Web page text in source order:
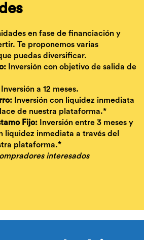
en fase de financiación y
Te proponemos varias
puedas diversificar.
Inversión con objetivo de salida de
Inversión a 12 meses.
Inversión con liquidez inmediata
de nuestra plataforma.*
Fijo:
Inversión entre 3 meses y
liquidez inmediata a través del
plataforma.*
interesados